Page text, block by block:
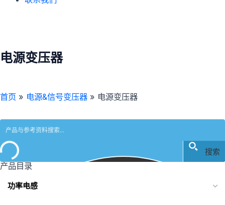
电源变压器
首页 » 电源&信号变压器 » 电源变压器
搜索
产品目录
功率电感